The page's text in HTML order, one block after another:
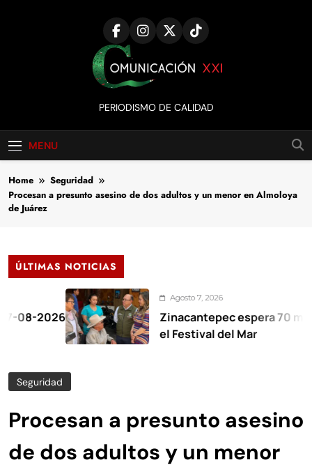
Comunicación
XXI
PERIODISMO DE CALIDAD
MENU
Home
Seguridad
Procesan a presunto asesino de dos adultos y un menor en Almoloya
de Juárez
ÚLTIMAS NOTICIAS
Agosto 7, 2026
Zinacantepec espera 70 mil
el Festival del Mar
Seguridad
Procesan a presunto asesino
de dos adultos y un menor